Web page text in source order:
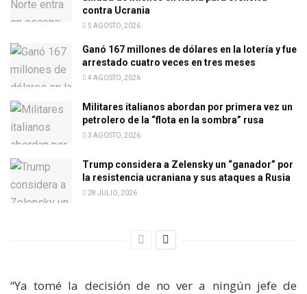
contra Ucrania
5 AGOSTO, 2026
Ganó 167 millones de dólares en la lotería y fue
arrestado cuatro veces en tres meses
4 AGOSTO, 2026
Militares italianos abordan por primera vez un
petrolero de la “flota en la sombra” rusa
3 AGOSTO, 2026
Trump considera a Zelensky un “ganador” por
la resistencia ucraniana y sus ataques a Rusia
28 JULIO, 2026
“Ya tomé la decisión de no ver a ningún jefe de